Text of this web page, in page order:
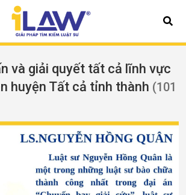
và giải quyết tất cả lĩnh vực
huyện Tất cả tỉnh thành (101